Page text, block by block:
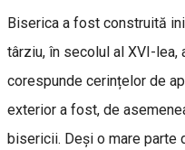
Biserica a fost construită
târziu, în secolul al XVI-
corespunde cerințelor de
exterior a fost, de
bisericii. Deși o mare parte